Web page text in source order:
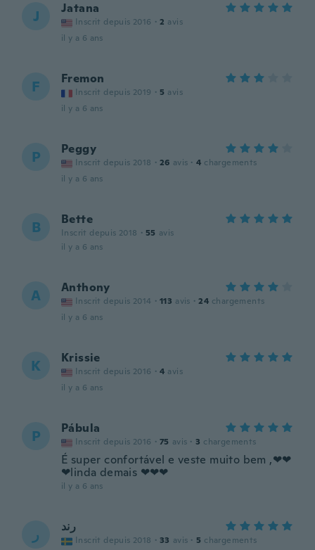
J Jatana
Inscrit depuis 2016 · 2 avis
il y a 6 ans
F Fremon
Inscrit depuis 2019 · 5 avis
il y a 6 ans
P Peggy
Inscrit depuis 2018 · 26 avis · 4 chargements
il y a 6 ans
B Bette
Inscrit depuis 2018 · 55 avis
il y a 6 ans
A Anthony
Inscrit depuis 2014 · 113 avis · 24 chargements
il y a 6 ans
K Krissie
Inscrit depuis 2016 · 4 avis
il y a 6 ans
P Pábula
Inscrit depuis 2016 · 75 avis · 3 chargements
É super confortável e veste muito bem ,❤❤
❤linda demais ❤❤❤
il y a 6 ans
ر رند
Inscrit depuis 2018 · 33 avis · 5 chargements